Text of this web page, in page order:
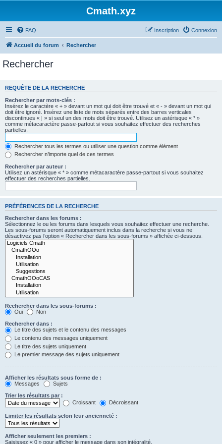
Cmath.xyz
FAQ Connexion
Inscription
Accueil du forum Rechercher
Rechercher
REQUÊTE DE LA RECHERCHE
Rechercher par mots-clés :
Insérez le caractère « + » devant un mot qui doit être trouvé et « - » devant un mot qui
doit être ignoré. Insérez une liste de mots séparés entre des barres verticales
discontinues « | » si seul un des mots doit être trouvé. Utilisez un astérisque « * »
comme métacaractère passe-partout si vous souhaitez effectuer des recherches
partielles.
Rechercher tous les termes ou utiliser une question comme élément
Rechercher n’importe quel de ces termes
Rechercher par auteur :
Utilisez un astérisque « * » comme métacaractère passe-partout si vous souhaitez
effectuer des recherches partielles.
PRÉFÉRENCES DE LA RECHERCHE
Rechercher dans les forums :
Sélectionnez le ou les forums dans lesquels vous souhaitez effectuer une recherche.
Les sous-forums seront automatiquement inclus dans la recherche si vous ne
désactivez pas l’option « Rechercher dans les sous-forums » affichée ci-dessous.
Rechercher dans les sous-forums :
Oui
Non
Rechercher dans :
Le titre des sujets et le contenu des messages
Le contenu des messages uniquement
Le titre des sujets uniquement
Le premier message des sujets uniquement
Afficher les résultats sous forme de :
Messages
Sujets
Trier les résultats par :
Croissant
Décroissant
Limiter les résultats selon leur ancienneté :
Afficher seulement les premiers :
Saisissez « 0 » pour afficher le message dans son intégralité.